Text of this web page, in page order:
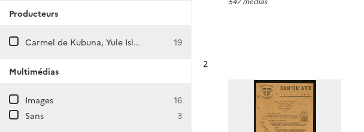
Producteurs
Carmel de Kubuna, Yule Island puis Bomana 19
Multimédias
Images
16
Sans
3
2